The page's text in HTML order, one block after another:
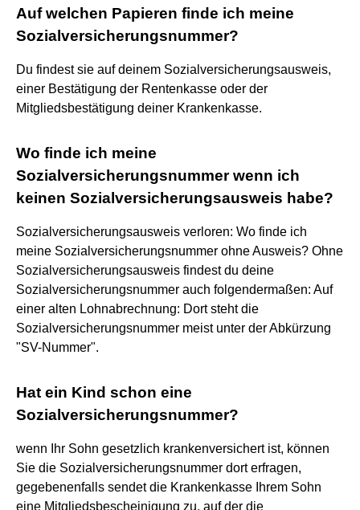
Auf welchen Papieren finde ich meine
Sozialversicherungsnummer?
Du findest sie auf deinem Sozialversicherungsausweis,
einer Bestätigung der Rentenkasse oder der
Mitgliedsbestätigung deiner Krankenkasse.
Wo finde ich meine
Sozialversicherungsnummer wenn ich
keinen Sozialversicherungsausweis habe?
Sozialversicherungsausweis verloren: Wo finde ich
meine Sozialversicherungsnummer ohne Ausweis? Ohne
Sozialversicherungsausweis findest du deine
Sozialversicherungsnummer auch folgendermaßen: Auf
einer alten Lohnabrechnung: Dort steht die
Sozialversicherungsnummer meist unter der Abkürzung
"SV-Nummer".
Hat ein Kind schon eine
Sozialversicherungsnummer?
wenn Ihr Sohn gesetzlich krankenversichert ist, können
Sie die Sozialversicherungsnummer dort erfragen,
gegebenenfalls sendet die Krankenkasse Ihrem Sohn
eine Mitgliedsbescheinigung zu, auf der die